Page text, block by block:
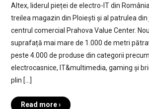
Altex, liderul pieței de electro-IT din
treilea magazin din Ploiești și al patrulea
centrul comercial Prahova Value Center.
suprafață mai mare de 1.000 de metri
peste 4.000 de produse din categorii
electrocasnice, IT&multimedia, gaming și
plin […]
Read more ›